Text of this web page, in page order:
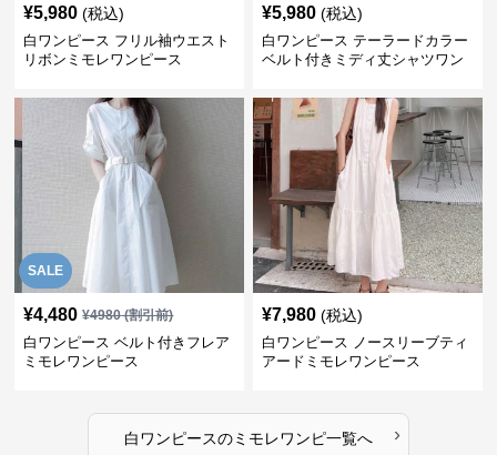
¥5,980 (税込)
白ワンピース フリル袖ウエスト
リボンミモレワンピース
¥5,980 (税込)
白ワンピース テーラードカラー
ベルト付きミディ丈シャツワン
SALE
¥4,480 ¥4980(割引前)
白ワンピース ベルト付きフレア
ミモレワンピース
¥7,980 (税込)
白ワンピース ノースリーブティ
アードミモレワンピース
白ワンピースのミモレワンピ一覧へ ›